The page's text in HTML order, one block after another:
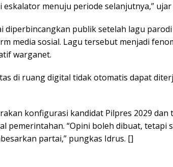
menuju periode selanjutnya,” ujar
diperbincangkan publik setelah lagu parodi
media sosial. Lagu tersebut menjadi
warganet.
di ruang digital tidak otomatis dapat
konfigurasi kandidat Pilpres 2029 dan
pemerintahan. “Opini boleh dibuat, tetapi
partai,” pungkas Idrus. []